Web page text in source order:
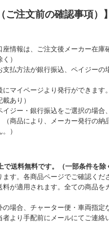
ご注文前の確認事項）
座情報は、ご注文後メーカー在
）
払方法が銀行振込、ペイジーの
マイページより発行ができます
あり）
ジー・銀行振込をご選択の場合
商品により、メーカー発行の納
）
送料無料です。（一部条件を除
す。各商品ページでご確認くだ
料が適用されます。全ての商品を
場合、チャーター便・車両指定
より手配前にメールにてご連絡